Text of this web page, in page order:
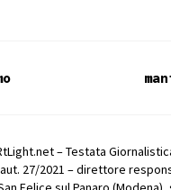
– Testata
27/2021 – direttore